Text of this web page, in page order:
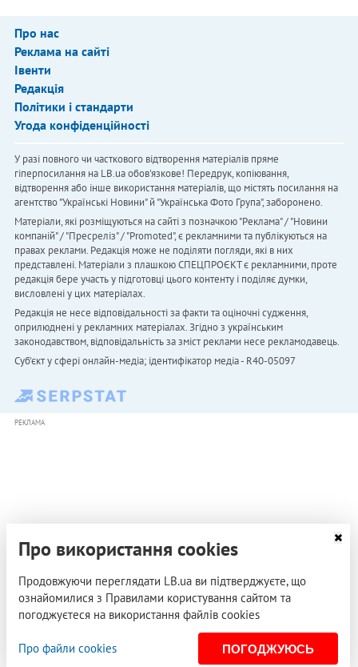
Про нас
Реклама на сайті
Івенти
Редакція
Політики і стандарти
Угода конфіденційності
У разі повного чи часткового відтворення матеріалів пряме
гіперпосилання на LB.ua обов'язкове! Передрук, копіювання,
відтворення або інше використання матеріалів, що містять посилання на
агентство "Українськi Новини" й "Українська Фото Група", заборонено.
Матеріали, які розміщуються на сайті з позначкою "Реклама" / "Новини
компаній" / "Пресреліз" / "Promoted", є рекламними та публікуються на
правах реклами. Редакція може не поділяти погляди, які в них
представлені. Матеріали з плашкою СПЕЦПРОЄКТ є рекламними, проте
редакція бере участь у підготовці цього контенту і поділяє думки,
висловлені у цих матеріалах.
Редакція не несе відповідальності за факти та оціночні судження,
оприлюднені у рекламних матеріалах. Згідно з українським
законодавством, відповідальність за зміст реклами несе рекламодавець.
Cуб'єкт у сфері онлайн-медіа; ідентифікатор медіа - R40-05097
РЕКЛАМА
Про використання cookies
Продовжуючи переглядати LB.ua ви підтверджуєте, що
ознайомилися з Правилами користування сайтом та
погоджуєтеся на використання файлів cookies
Про файли cookies ПОГОДЖУЮСЬ